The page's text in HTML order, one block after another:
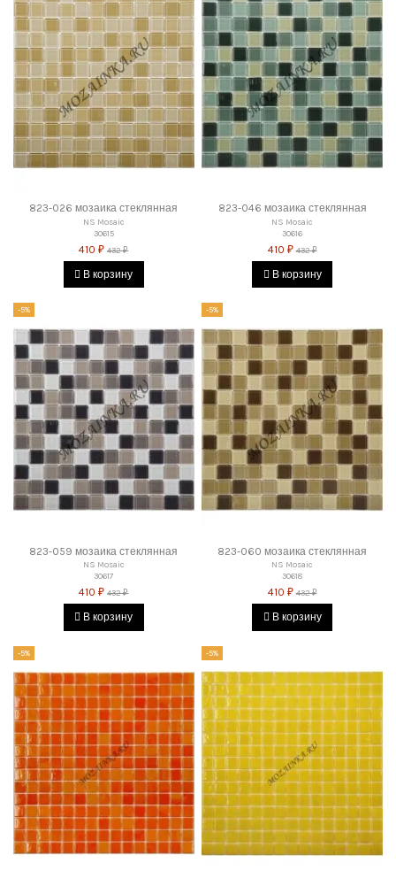
823-026 мозаика стеклянная
NS Mosaic
30615
410 ₽ 432 ₽
В корзину
823-046 мозаика стеклянная
NS Mosaic
30616
410 ₽ 432 ₽
В корзину
-5%
823-059 мозаика стеклянная
NS Mosaic
30617
410 ₽ 432 ₽
В корзину
-5%
823-060 мозаика стеклянная
NS Mosaic
30618
410 ₽ 432 ₽
В корзину
-5% -5%